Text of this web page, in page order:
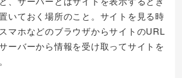
いておく場所のこと。サイトを見る時
マホなどのブラウザからサイトのURL
ーバーから情報を受け取ってサイトを